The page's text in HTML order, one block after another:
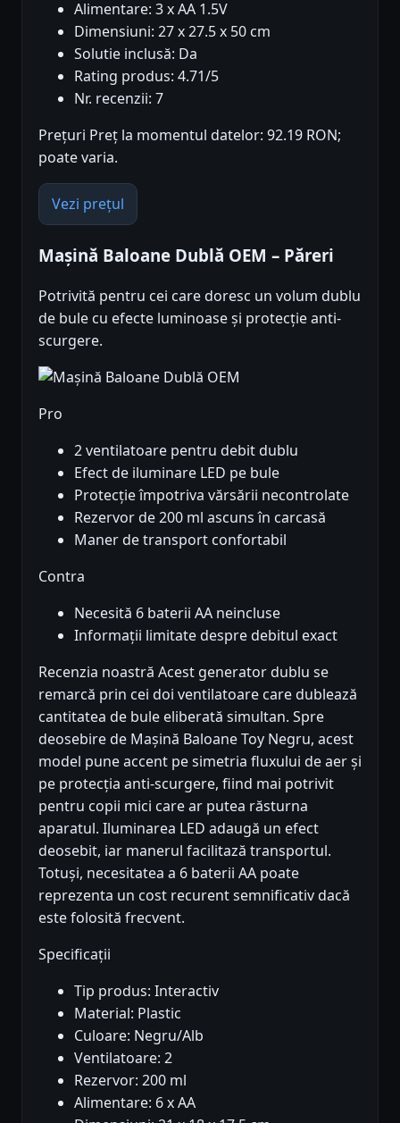
Alimentare: 3 x AA 1.5V
Dimensiuni: 27 x 27.5 x 50 cm
Solutie inclusă: Da
Rating produs: 4.71/5
Nr. recenzii: 7
Prețuri Preț la momentul datelor: 92.19 RON;
poate varia.
Vezi prețul
Mașină Baloane Dublă OEM – Păreri
Potrivită pentru cei care doresc un volum dublu
de bule cu efecte luminoase și protecție anti-
scurgere.
Pro
2 ventilatoare pentru debit dublu
Efect de iluminare LED pe bule
Protecție împotriva vărsării necontrolate
Rezervor de 200 ml ascuns în carcasă
Maner de transport confortabil
Contra
Necesită 6 baterii AA neincluse
Informații limitate despre debitul exact
Recenzia noastră Acest generator dublu se
remarcă prin cei doi ventilatoare care dublează
cantitatea de bule eliberată simultan. Spre
deosebire de Mașină Baloane Toy Negru, acest
model pune accent pe simetria fluxului de aer și
pe protecția anti-scurgere, fiind mai potrivit
pentru copii mici care ar putea răsturna
aparatul. Iluminarea LED adaugă un efect
deosebit, iar manerul facilitază transportul.
Totuși, necesitatea a 6 baterii AA poate
reprezenta un cost recurent semnificativ dacă
este folosită frecvent.
Specificații
Tip produs: Interactiv
Material: Plastic
Culoare: Negru/Alb
Ventilatoare: 2
Rezervor: 200 ml
Alimentare: 6 x AA